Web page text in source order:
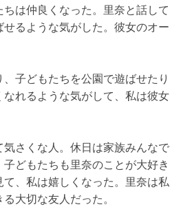
は仲良くなった。里奈と話して
るような気がした。彼女のオー
子どもたちを公園で遊ばせたり
れるような気がして、私は彼女
さくな人。休日は家族みんなで
どもたちも里奈のことが大好き
、私は嬉しくなった。里奈は私
大切な友人だった。